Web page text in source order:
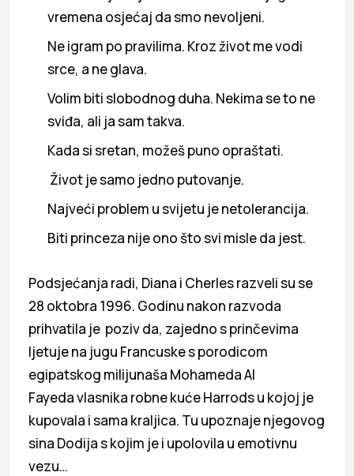
vremena osjećaj da smo nevoljeni.
Ne igram po pravilima. Kroz život me vodi
srce, a ne glava.
Volim biti slobodnog duha. Nekima se to ne
sviđa, ali ja sam takva.
Kada si sretan, možeš puno opraštati.
Život je samo jedno putovanje.
Najveći problem u svijetu je netolerancija.
Biti princeza nije ono što svi misle da jest.
Podsjećanja radi, Diana i Cherles razveli su se
28 oktobra 1996. Godinu nakon razvoda
prihvatila je poziv da, zajedno s prinčevima
ljetuje na jugu Francuske s porodicom
egipatskog milijunaša Mohameda Al
Fayeda vlasnika robne kuće Harrods u kojoj je
kupovala i sama kraljica. Tu upoznaje njegovog
sina Dodija s kojim je i upolovila u emotivnu
vezu…